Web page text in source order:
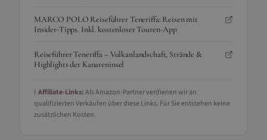
MARCO POLO Reiseführer Teneriffa: Reisen mit
Insider-Tipps. Inkl. kostenloser Touren-App
Reiseführer Teneriffa – Vulkanlandschaft, Strände &
Highlights der Kanareninsel
ℹ️ Affiliate-Links:Als Amazon-Partner verdienen wir an
qualifizierten Verkäufen über diese Links. Für Sie entstehen keine
zusätzlichen Kosten.